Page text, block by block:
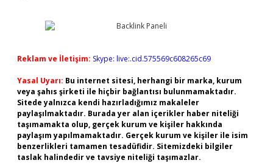
Reklam ve İletişim: Skype: live:.cid.575569c608265c69
Yasal Uyarı: Bu internet sitesi, herhangi bir marka, kurum
veya şahıs şirketi ile hiçbir bağlantısı bulunmamaktadır.
Sitede yalnızca kendi hazırladığımız makaleler
paylaşılmaktadır. Burada yer alan içerikler haber niteliği
taşımamakta olup, gerçek kurum ve kişiler hakkında
paylaşım yapılmamaktadır. Gerçek kurum ve kişiler ile isim
benzerlikleri tamamen tesadüfidir. Sitemizdeki bilgiler
taslak halindedir ve tavsiye niteliği taşımazlar.